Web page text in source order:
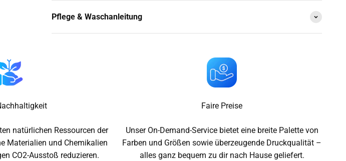
Pflege & Waschanleitung
natürlichen Ressourcen der
Materialien und Chemikalien
CO2-Ausstoß reduzieren.
Faire Preise
Unser On-Demand-Service bietet eine breite Palette von
Farben und Größen sowie überzeugende Druckqualität –
alles ganz bequem zu dir nach Hause geliefert.